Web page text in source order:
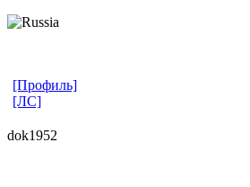
[Профиль]
[ЛС]
dok1952